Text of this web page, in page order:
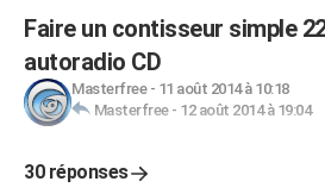
Faire un contisseur simple
autoradio CD
Masterfree- 11 août 2014 à 10:18
Masterfree- 12 août 2014 à 19:04
30 réponses